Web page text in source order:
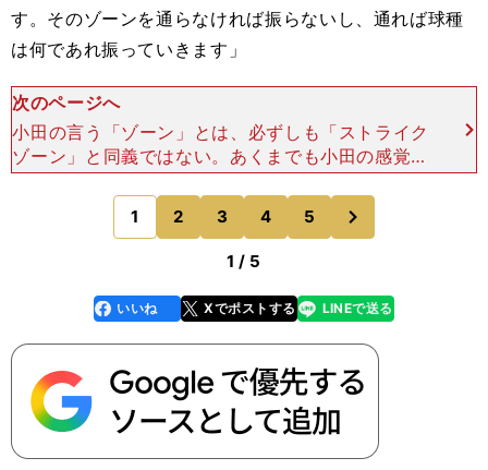
す。そのゾーンを通らなければ振らないし、通れば球種
は何であれ振っていきます」
次のページへ
小田の言う「ゾーン」とは、必ずしも「ストライク
ゾーン」と同義ではない。あくまでも小田の感覚で
あり、対戦投手や状況に応じて変わっていく。時に
は小田のイメージする「ゾーン」を通過しなかった
のに、球審に「ス
1 2 3 4 5
のページへ
1 / 5
faceboo
k
いいね Xでポストする
line LINEで送る